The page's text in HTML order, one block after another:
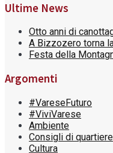
Ultime News
Otto anni di
A Bizzozero torna
Festa della
Argomenti
#VareseFuturo
#ViviVarese
Ambiente
Consigli di quartiere
Cultura